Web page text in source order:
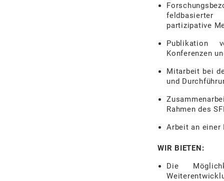
feldbasierter
partizipative
Publikation
Konferenzen
Mitarbeit bei
und
Rahmen des
Arbeit an einer
WIR BIETEN:
Die